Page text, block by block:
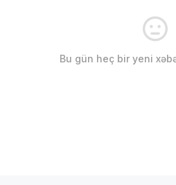
Bu gün heç bir yeni